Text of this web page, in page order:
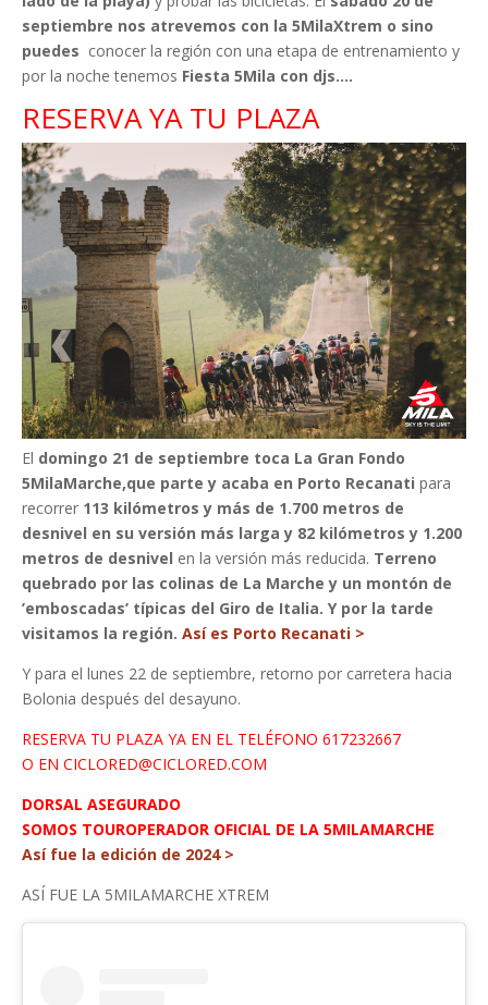
septiembre nos atrevemos con la 5MilaXtrem o sino
puedes conocer la región con una etapa de entrenamiento y
por la noche tenemos Fiesta 5Mila con djs….
RESERVA YA TU PLAZA
El domingo 21 de septiembre toca La Gran Fondo
5MilaMarche,que parte y acaba en Porto Recanati para
recorrer 113 kilómetros y más de 1.700 metros de
desnivel en su versión más larga y 82 kilómetros y 1.200
metros de desnivel en la versión más reducida. Terreno
quebrado por las colinas de La Marche y un montón de
’emboscadas’ típicas del Giro de Italia. Y por la tarde
visitamos la región. Así es Porto Recanati >
Y para el lunes 22 de septiembre, retorno por carretera hacia
Bolonia después del desayuno.
RESERVA TU PLAZA YA EN EL TELÉFONO 617232667
O EN CICLORED@CICLORED.COM
DORSAL ASEGURADO
SOMOS TOUROPERADOR OFICIAL DE LA 5MILAMARCHE
Así fue la edición de 2024 >
ASÍ FUE LA 5MILAMARCHE XTREM